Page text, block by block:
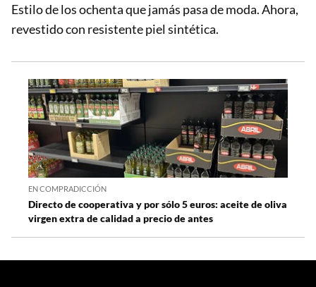
Estilo de los ochenta que jamás pasa de moda. Ahora,
revestido con resistente piel sintética.
EN COMPRADICCIÓN
Directo de cooperativa y por sólo 5 euros: aceite de oliva
virgen extra de calidad a precio de antes